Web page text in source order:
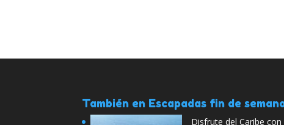
También en Escapadas fin de
Disfrute del Caribe